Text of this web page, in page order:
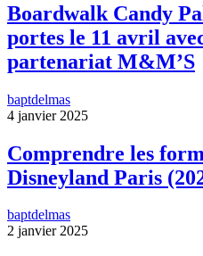
Boardwalk Candy
portes le 11 avril
partenariat M&M’S
baptdelmas
4 janvier 2025
Comprendre les
Disneyland Paris
baptdelmas
2 janvier 2025